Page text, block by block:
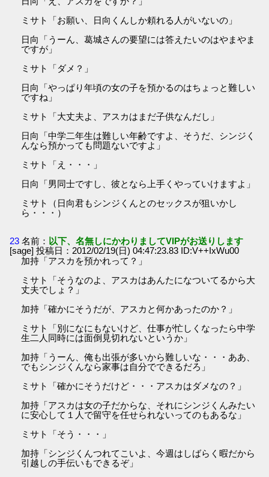
ミサト「お願い、日向くんしか頼れる人がいないの」
日向「うーん、葛城さんの要望には答えたいのはやまやま
ですが」
ミサト「ダメ？」
日向「やっぱり年頃の女の子を預かるのはちょっと難しい
ですね」
ミサト「大丈夫よ、アスカはまだ子供なんだし」
日向「中学二年生は難しい年齢ですよ、そうだ、シンジく
んなら預かっても問題ないですよ」
ミサト「え・・・」
日向「男同士ですし、彼となら上手くやっていけますよ」
ミサト（日向君もシンジくんとのセックスが狙いかし
ら・・・）
23 名前： 以下、名無しにかわりましてVIPがお送りします
[sage] 投稿日：2012/02/19(日) 04:47:23.83 ID:V++IxWu00
加持「アスカを預かれって？」
ミサト「そうなのよ、アスカはあんたになついてるから大
丈夫でしょ？」
加持「確かにそうだが、アスカと何かあったのか？」
ミサト「別になにもないけど、仕事が忙しくなったら中学
生二人同時には面倒見切れないというか」
加持「うーん、俺も出張が多いから難しいな・・・ああ、
でもシンジくんなら家事は自分でできるだろ」
ミサト「確かにそうだけど・・・アスカはダメなの？」
加持「アスカは女の子だからな、それにシンジくんみたい
に安心して１人で留守を任せられないってのもあるな」
ミサト「そう・・・」
加持「シンジくんつれてこいよ、今週はしばらく暇だから
引越しの手伝いもできるぞ」